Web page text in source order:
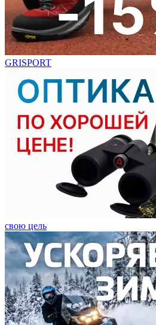
GRISPORT
свою цель